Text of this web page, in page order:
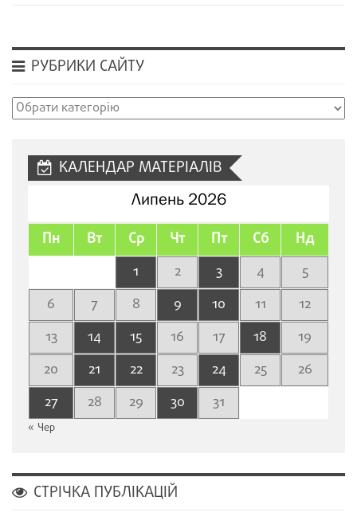
РУБРИКИ САЙТУ
Рубрики
КАЛЕНДАР МАТЕРІАЛІВ
Липень 2026
Пн Вт Ср Чт Пт Сб Нд
1 2 3 4
5
6
7 8 9 10 11
12
13
14 15 16 17 18
19
20
21 22 23 24 25
26
27
28 29 30 31
« Чер
СТРІЧКА ПУБЛІКАЦІЙ